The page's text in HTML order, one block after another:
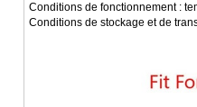
Conditions de fonctionnement :
Conditions de stockage et de